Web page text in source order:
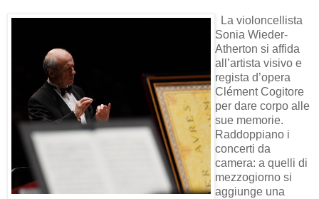
La violoncellista
Sonia Wieder-
Atherton si affida
all’artista visivo e
regista d’opera
Clément Cogitore
per dare corpo alle
sue memorie.
Raddoppiano i
concerti da
camera: a quelli di
mezzogiorno si
aggiunge una